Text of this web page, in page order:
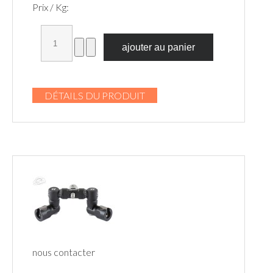
Prix / Kg:
DÉTAILS DU PRODUIT
nous contacter